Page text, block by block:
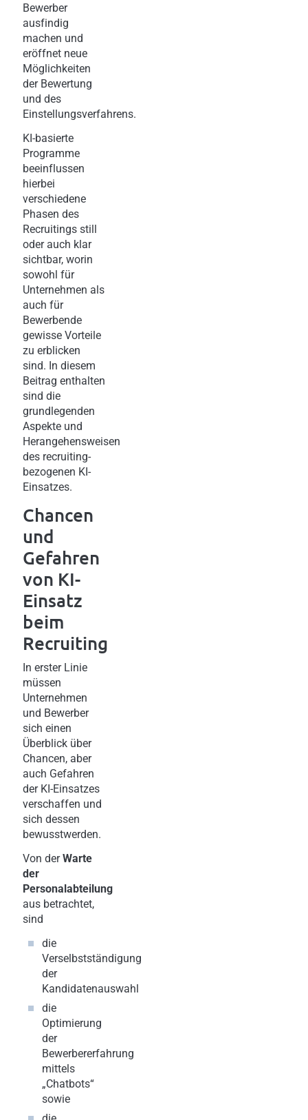
Bewerber
ausfindig
machen und
eröffnet neue
Möglichkeiten
der Bewertung
und des
Einstellungsverfahrens.
KI-basierte
Programme
beeinflussen
hierbei
verschiedene
Phasen des
Recruitings still
oder auch klar
sichtbar, worin
sowohl für
Unternehmen als
auch für
Bewerbende
gewisse Vorteile
zu erblicken
sind. In diesem
Beitrag enthalten
sind die
grundlegenden
Aspekte und
Herangehensweisen
des recruiting-
bezogenen KI-
Einsatzes.
Chancen
und
Gefahren
von KI-
Einsatz
beim
Recruiting
In erster Linie
müssen
Unternehmen
und Bewerber
sich einen
Überblick über
Chancen, aber
auch Gefahren
der KI-Einsatzes
verschaffen und
sich dessen
bewusstwerden.
Von derWarte
der
Personalabteilung
aus betrachtet,
sind
die
Verselbstständigung
der
Kandidatenauswahl
die
Optimierung
der
Bewerbererfahrung
mittels
„Chatbots“
sowie